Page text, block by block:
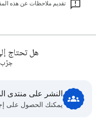
تقديم ملاحظات عن هذه
هل تحتاج
جرِّب
النشر على منتدى
يمكنك الحصول على